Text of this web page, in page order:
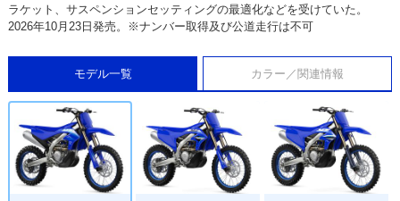
ラケット、サスペンションセッティングの最適化などを受けていた。
2026年10月23日発売。※ナンバー取得及び公道走行は不可
モデル一覧 カラー／関連情報